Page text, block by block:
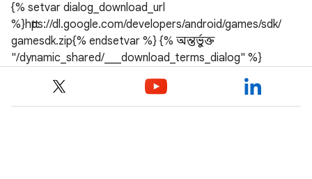
{% setvar dialog_download_url
%}https://dl.google.com/developers/android/games/sdk/
gamesdk.zip{% endsetvar %} {% অন্তর্ভুক্ত
"/dynamic_shared/___download_terms_dialog" %}